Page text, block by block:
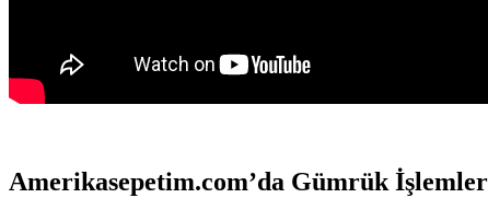
Amerikasepetim.com’da Gümrük